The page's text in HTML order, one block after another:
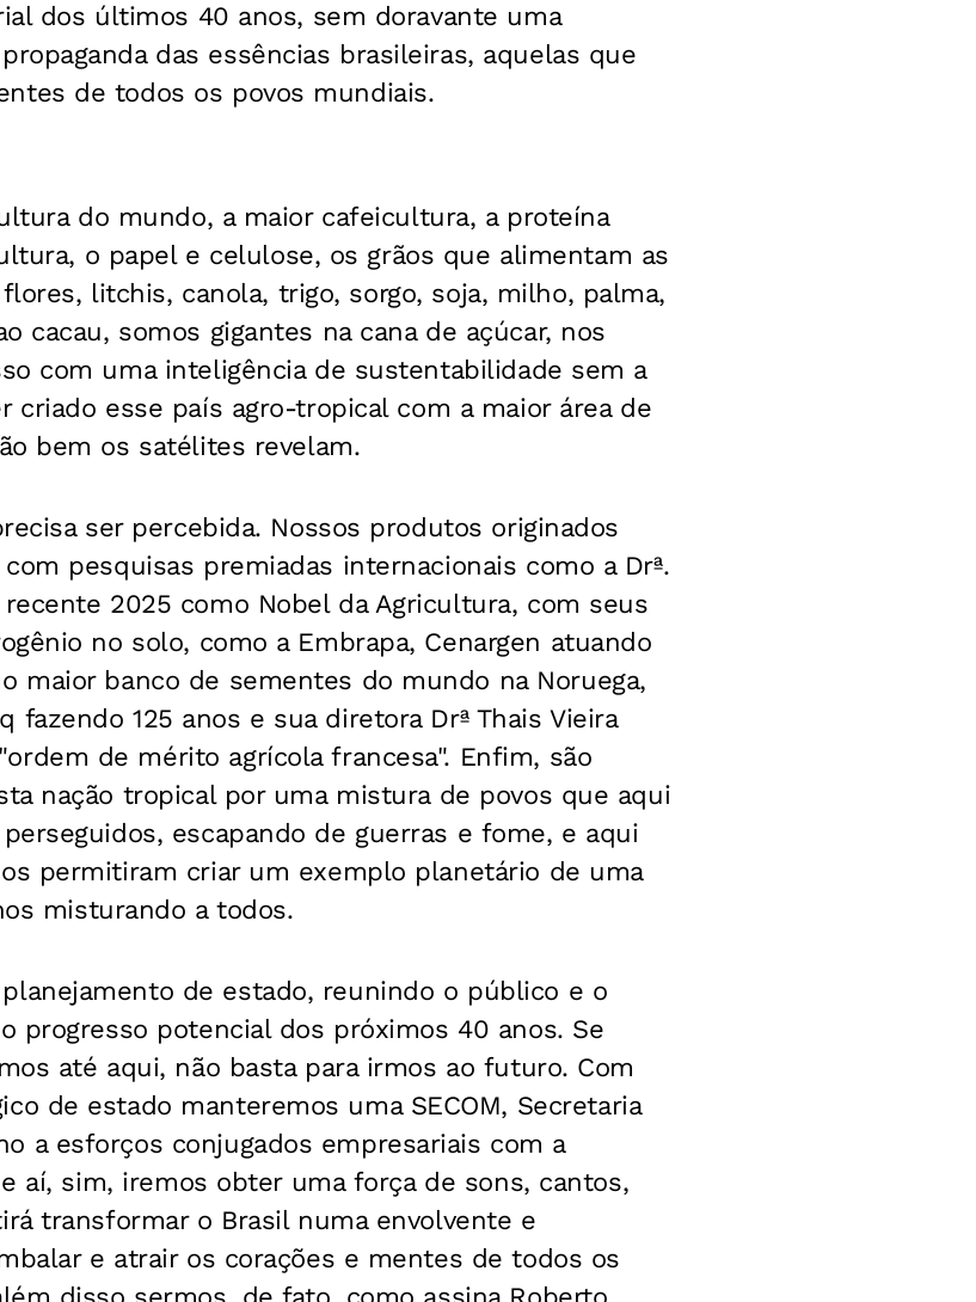
dos últimos 40 anos, sem doravante uma
das essências brasileiras, aquelas que
de todos os povos mundiais.
do mundo, a maior cafeicultura, a proteína
o papel e celulose, os grãos que alimentam as
litchis, canola, trigo, sorgo, soja, milho, palma,
cacau, somos gigantes na cana de açúcar, nos
com uma inteligência de sustentabilidade sem a
criado esse país agro-tropical com a maior área de
bem os satélites revelam.
ser percebida. Nossos produtos originados
pesquisas premiadas internacionais como a Drª.
recente 2025 como Nobel da Agricultura, com seus
no solo, como a Embrapa, Cenargen atuando
maior banco de sementes do mundo na Noruega,
fazendo 125 anos e sua diretora Drª Thais Vieira
de mérito agrícola francesa". Enfim, são
nação tropical por uma mistura de povos que aqui
escapando de guerras e fome, e aqui
permitiram criar um exemplo planetário de uma
misturando a todos.
de estado, reunindo o público e o
progresso potencial dos próximos 40 anos. Se
até aqui, não basta para irmos ao futuro. Com
de estado manteremos uma SECOM, Secretaria
a esforços conjugados empresariais com a
aí, sim, iremos obter uma força de sons, cantos,
transformar o Brasil numa envolvente e
e atrair os corações e mentes de todos os